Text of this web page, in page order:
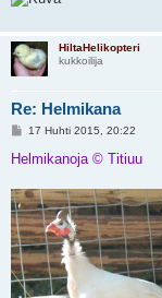
HiltaHelikopteri
kukkoilija
Re: Helmikana
V
e
i
17 Huhti 2015, 20:22
Helmikanoja © Titiuu